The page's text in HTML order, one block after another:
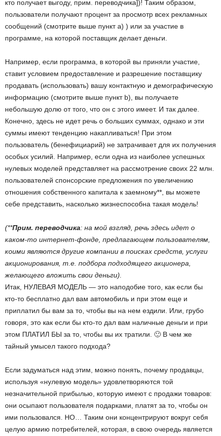
кто получает выгоду, прим. переводчика])! Таким образом,
пользователи получают процент за просмотр всех рекламных
сообщений (смотрите выше пункт а) ) или за участие в
программе, на которой поставщик делает деньги.
Например, если программа, в которой вы приняли участие,
ставит условием предоставление и разрешение поставщику
продавать (использовать) вашу контактную и демографическую
информацию (смотрите выше пункт b), вы получаете
небольшую долю от того, что он с этого имеет. И так далее.
Конечно, здесь не идет речь о больших суммах, однако и эти
суммы имеют тенденцию накапливаться! При этом
пользователь (бенефициарий) не затрачивает для их получения
особых усилий. Например, если одна из наиболее успешных
нулевых моделей представляет на рассмотрение своих 22 млн.
пользователей спонсорские предложения по увеличению
отношения собственного капитала к заемному**, вы можете
себе представить, насколько жизнеспособна такая модель!
(**Прим. переводчика: на мой взгляд, речь здесь идет о
каком-то интернет-фонде, предлагающем пользователям,
коими являются другие компании в поисках средств, услуги
акционирования, т.е. подбора подходящего акционера,
желающего вложить свои деньги).
Итак, НУЛЕВАЯ МОДЕЛЬ — это наподобие того, как если бы
кто-то бесплатно дал вам автомобиль и при этом еще и
приплатил бы вам за то, чтобы вы на нем ездили. Или, грубо
говоря, это как если бы кто-то дал вам наличные деньги и при
этом ПЛАТИЛ БЫ за то, чтобы вы их тратили. 🙂 В чем же
тайный умысел такого подхода?
Если задуматься над этим, можно понять, почему продавцы,
используя «нулевую модель» удовлетворяются той
незначительной прибылью, которую имеют с продажи товаров:
они осыпают пользователя подарками, платят за то, чтобы он
ими пользовался. НО… Таким они концентрируют вокруг себя
целую армию потребителей, которая, в свою очередь является